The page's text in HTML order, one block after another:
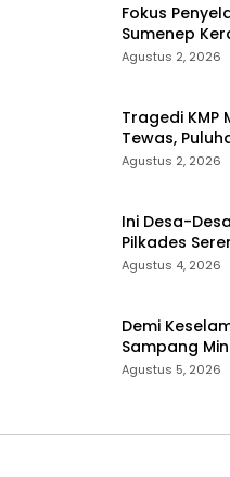
Fokus
Sumenep
Ambulans ke
Agustus 2, 2026
Tragedi KMP
Tewas,
Pencarian
Agustus 2, 2026
Ini Desa-
Pilkades
Sumenep
Agustus 4, 2026
Demi
Sampang
ke Lokasi
Agustus 5, 2026